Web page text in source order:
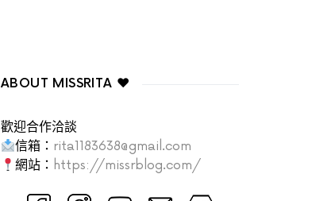
ABOUT MISSRITA ♥
歡迎合作洽談
信箱： rita1183638@gmail.com
網站： https://missrblog.com/